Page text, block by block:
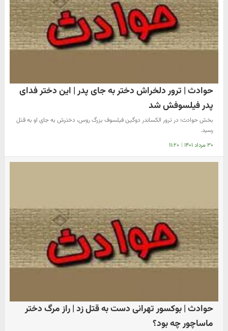
حوادث | ترور دلخراش دختر به جای پدر | این دختر فدای
پدر فیلسوفش شد
بخش حوادث؛ در ترور الکساندر دوگین فیلسوف بزرگ روس، دخترش به جای او به قتل
رسید.
۳۰ مرداد ۱۴۰۱ | ۱۱:۲۰
حوادث | بوکسور تهرانی دست به قتل زد | راز مرگ دختر
ماساچور چه بود؟